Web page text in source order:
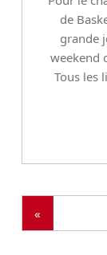
de
grande
weekend
Tous les
«